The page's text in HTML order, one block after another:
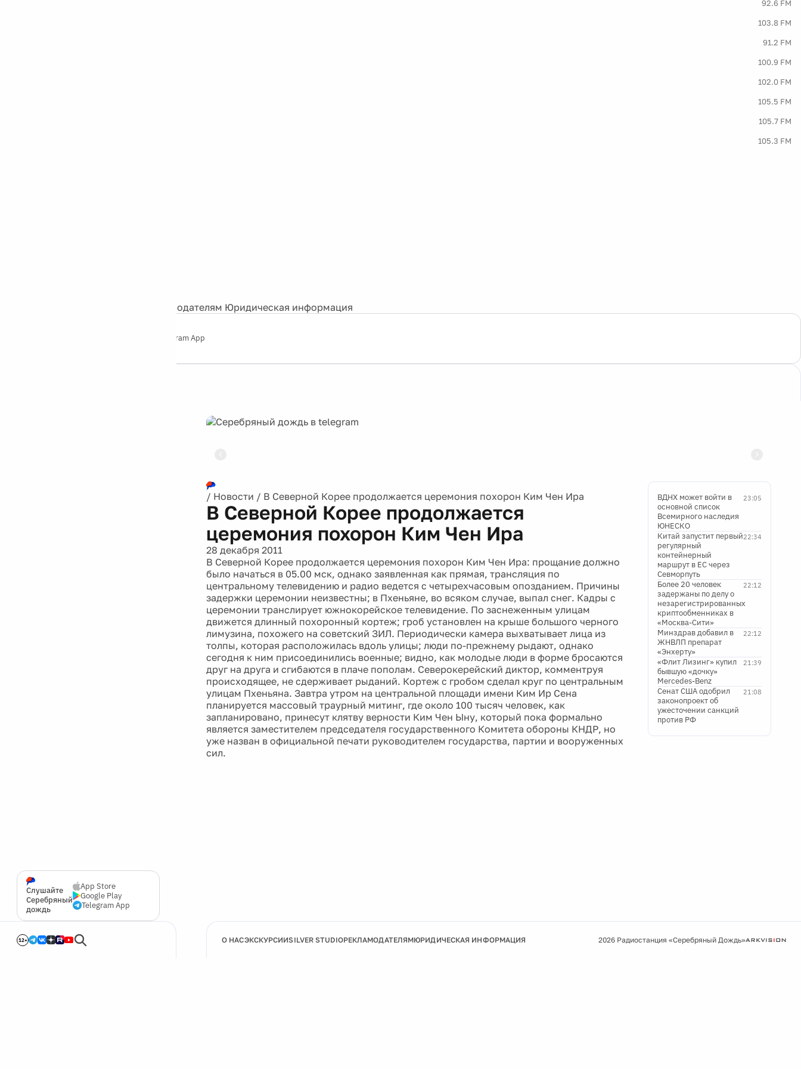
92.6 FM
103.8 FM
91.2 FM
100.9 FM
102.0 FM
105.5 FM
105.7 FM
105.3 FM
Рекламодателям Юридическая информация
Telegram App
Слушайте
Серебряный
дождь
App Store
Google Play
Telegram App
12+
/ Новости / В Северной Корее продолжается церемония похорон Ким Чен Ира
В Северной Корее продолжается
церемония похорон Ким Чен Ира
28 декабря 2011
В Северной Корее продолжается церемония похорон Ким Чен Ира: прощание должно
было начаться в 05.00 мск, однако заявленная как прямая, трансляция по
центральному телевидению и радио ведется с четырехчасовым опозданием. Причины
задержки церемонии неизвестны; в Пхеньяне, во всяком случае, выпал снег. Кадры с
церемонии транслирует южнокорейское телевидение. По заснеженным улицам
движется длинный похоронный кортеж; гроб установлен на крыше большого черного
лимузина, похожего на советский ЗИЛ. Периодически камера выхватывает лица из
толпы, которая расположилась вдоль улицы; люди по-прежнему рыдают, однако
сегодня к ним присоединились военные; видно, как молодые люди в форме бросаются
друг на друга и сгибаются в плаче пополам. Северокерейский диктор, комментруя
происходящее, не сдерживает рыданий. Кортеж с гробом сделал круг по центральным
улицам Пхеньяна. Завтра утром на центральной площади имени Ким Ир Сена
планируется массовый траурный митинг, где около 100 тысяч человек, как
запланировано, принесут клятву верности Ким Чен Ыну, который пока формально
является заместителем председателя государственного Комитета обороны КНДР, но
уже назван в официальной печати руководителем государства, партии и вооруженных
сил.
23:05
ВДНХ может войти в
основной список
Всемирного наследия
ЮНЕСКО
22:34
Китай запустит первый
регулярный
контейнерный
маршрут в ЕС через
Севморпуть
22:12
Более 20 человек
задержаны по делу о
незарегистрированных
криптообменниках в
«Москва-Сити»
22:12
Минздрав добавил в
ЖНВЛП препарат
«Энхерту»
21:39
«Флит Лизинг» купил
бывшую «дочку»
Mercedes-Benz
21:08
Сенат США одобрил
законопроект об
ужесточении санкций
против РФ
О НАСЭКСКУРСИИSILVER STUDIOРЕКЛАМОДАТЕЛЯМЮРИДИЧЕСКАЯ ИНФОРМАЦИЯ 2026 Радиостанция «Серебряный Дождь»